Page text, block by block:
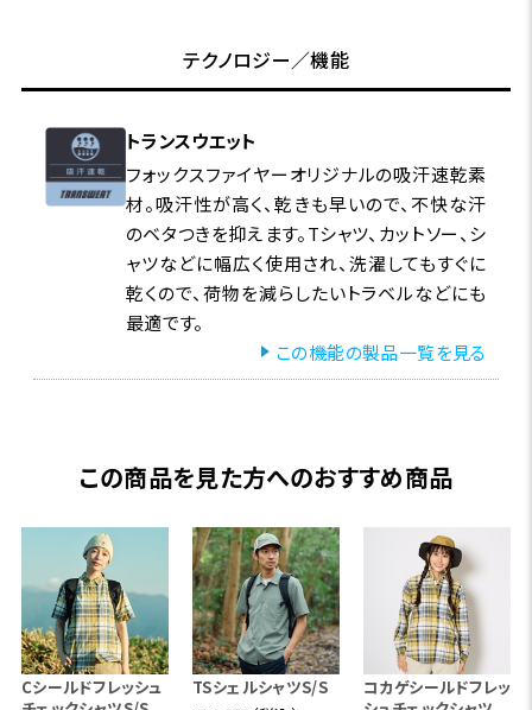
テクノロジー／機能
トランスウエット
フォックスファイヤーオリジナルの吸汗速乾素
材。吸汗性が高く、乾きも早いので、不快な汗
のベタつきを抑えます。Tシャツ、カットソー、シ
ャツなどに幅広く使用され、洗濯してもすぐに
乾くので、荷物を減らしたいトラベルなどにも
最適です。
この機能の製品一覧を見る
この商品を見た方へのおすすめ商品
Cシールドフレッシュ
TSシェルシャツS/S
コカゲシールドフレッ